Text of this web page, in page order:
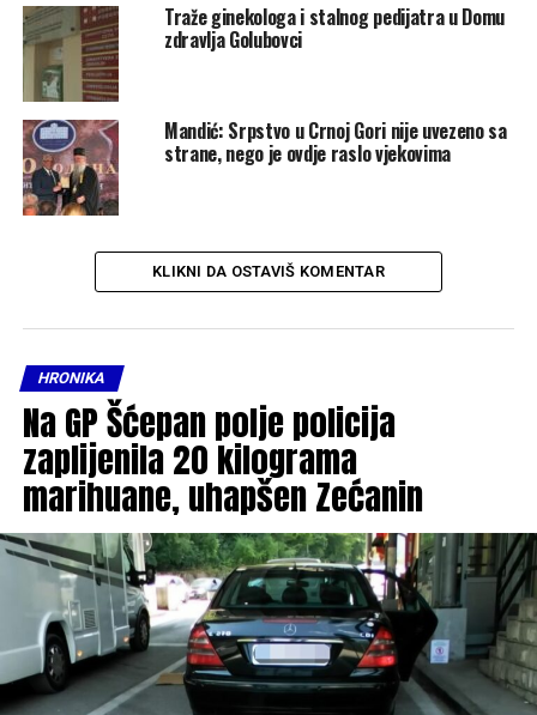
Traže ginekologa i stalnog pedijatra u Domu
zdravlja Golubovci
Mandić: Srpstvo u Crnoj Gori nije uvezeno sa
strane, nego je ovdje raslo vjekovima
KLIKNI DA OSTAVIŠ KOMENTAR
HRONIKA
Na GP Šćepan polje policija
zaplijenila 20 kilograma
marihuane, uhapšen Zećanin